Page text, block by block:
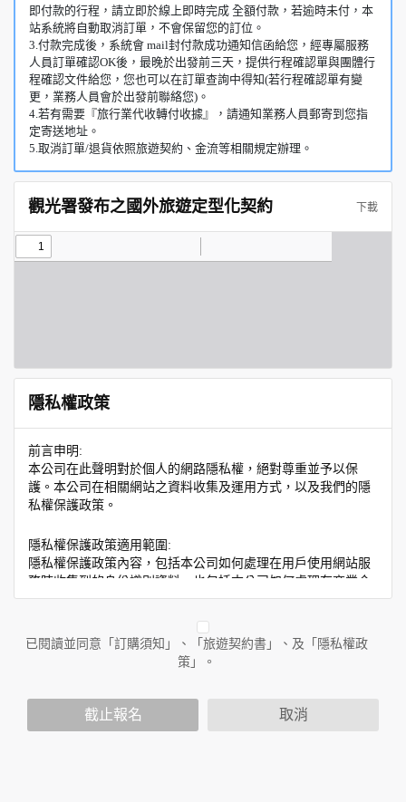
即付款的行程，請立即於線上即時完成 全額付款，若逾時未付，本
站系統將自動取消訂單，不會保留您的訂位。
3.付款完成後，系統會 mail封付款成功通知信函給您，經專屬服務
人員訂單確認OK後，最晚於出發前三天，提供行程確認單與團體行
程確認文件給您，您也可以在訂單查詢中得知(若行程確認單有變
更，業務人員會於出發前聯絡您)。
4.若有需要『旅行業代收轉付收據』，請通知業務人員郵寄到您指
定寄送地址。
5.取消訂單/退貨依照旅遊契約、金流等相關規定辦理。
觀光署發布之國外旅遊定型化契約 下載
隱私權政策
前言申明:
本公司在此聲明對於個人的網路隱私權，絕對尊重並予以保
護。本公司在相關網站之資料收集及運用方式，以及我們的隱
私權保護政策。
隱私權保護政策適用範圍:
隱私權保護政策內容，包括本公司如何處理在用戶使用網站服
務時收集到的身份識別資料，也包括本公司如何處理在商業合
作與本公司合作時分享的任何身份識別資料。隱私權保護政策
人員。例如您透過本公司旗下網站上的廣告廠商連結，這些置
放連結的廠商也可能蒐集您個人的資料。對於您主動提供的個
人資訊，這些廣告廠商或連結網站有其個別的隱私權保護政
您個人在本網站上的聊天室或討論區中任意公開個人資料的行
已閱讀並同意「訂購須知」、「旅遊契約書」、及「隱私權政
策」。
截止報名 取消